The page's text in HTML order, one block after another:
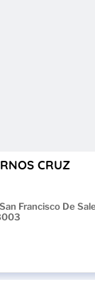
CRUZ
Francisco De